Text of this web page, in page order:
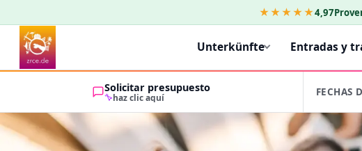
★★★★★4,97
Unterkünfte Entradas y
Solicitar presupuesto
haz clic aquí FECHAS